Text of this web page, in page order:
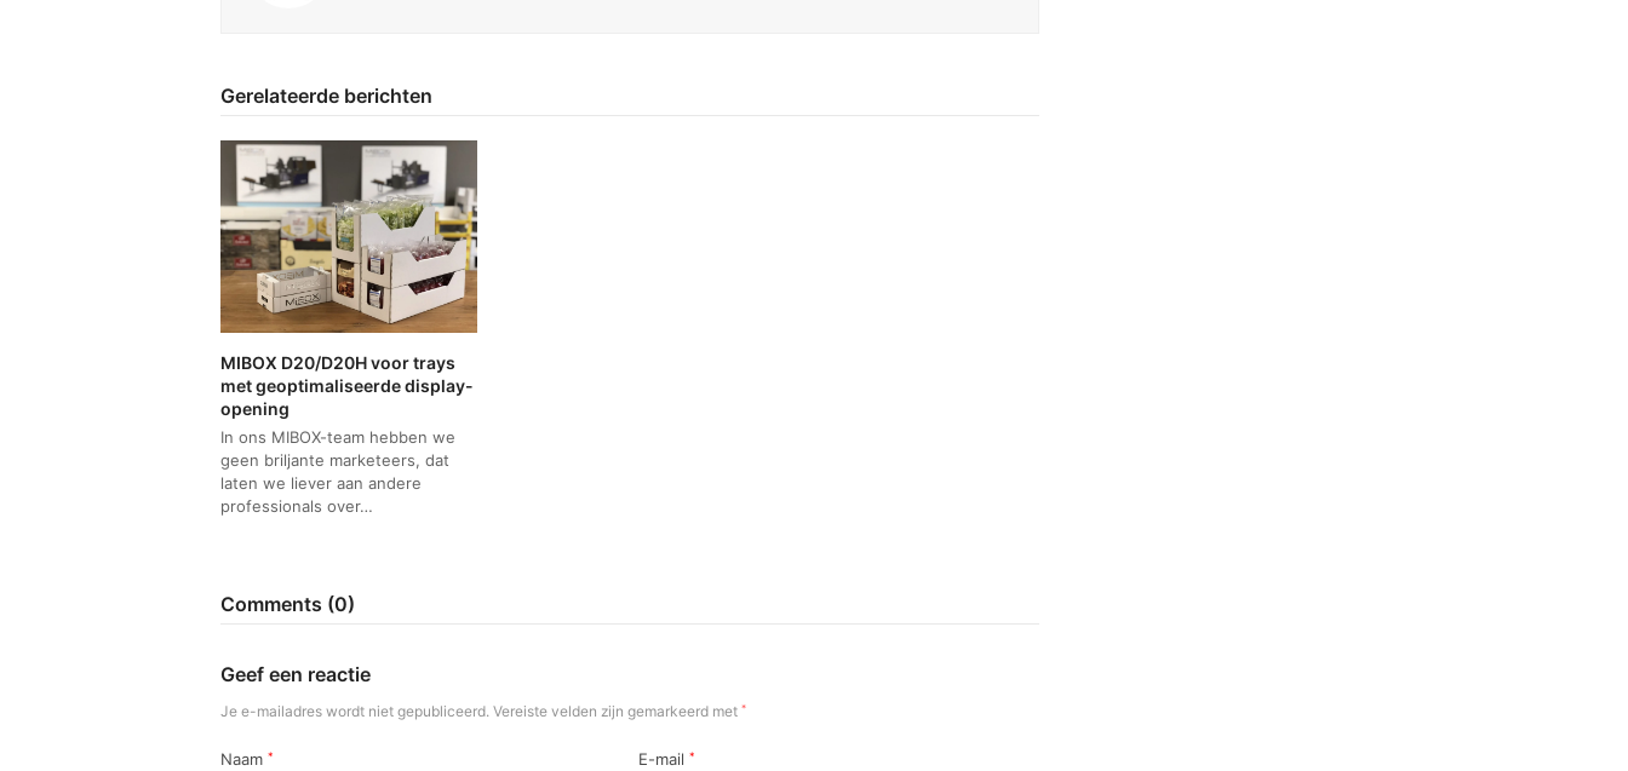
Gerelateerde berichten
MIBOX D20/D20H voor trays
met geoptimaliseerde display-
opening
In ons MIBOX-team hebben we
geen briljante marketeers, dat
laten we liever aan andere
professionals over…
Comments (0)
Geef een reactie
Je e-mailadres wordt niet gepubliceerd. Vereiste velden zijn gemarkeerd met *
Naam * E-mail *